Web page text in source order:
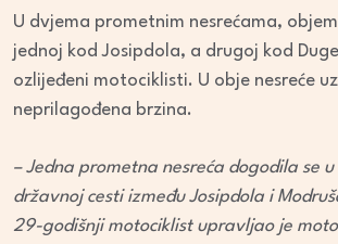
U dvjema prometnim nesrećama,
jednoj kod Josipdola, a drugoj kod
ozlijeđeni motociklisti. U obje nesreće
neprilagođena brzina.
– Jedna prometna nesreća dogodila se
državnoj cesti između Josipdola i
29-godišnji motociklist upravljao je